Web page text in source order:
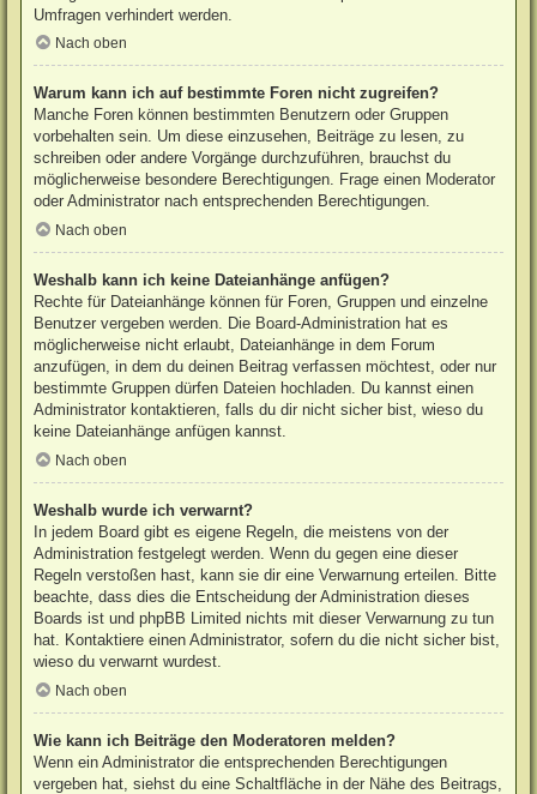
Umfragen verhindert werden.
Nach oben
Warum kann ich auf bestimmte Foren nicht zugreifen?
Manche Foren können bestimmten Benutzern oder Gruppen
vorbehalten sein. Um diese einzusehen, Beiträge zu lesen, zu
schreiben oder andere Vorgänge durchzuführen, brauchst du
möglicherweise besondere Berechtigungen. Frage einen Moderator
oder Administrator nach entsprechenden Berechtigungen.
Nach oben
Weshalb kann ich keine Dateianhänge anfügen?
Rechte für Dateianhänge können für Foren, Gruppen und einzelne
Benutzer vergeben werden. Die Board-Administration hat es
möglicherweise nicht erlaubt, Dateianhänge in dem Forum
anzufügen, in dem du deinen Beitrag verfassen möchtest, oder nur
bestimmte Gruppen dürfen Dateien hochladen. Du kannst einen
Administrator kontaktieren, falls du dir nicht sicher bist, wieso du
keine Dateianhänge anfügen kannst.
Nach oben
Weshalb wurde ich verwarnt?
In jedem Board gibt es eigene Regeln, die meistens von der
Administration festgelegt werden. Wenn du gegen eine dieser
Regeln verstoßen hast, kann sie dir eine Verwarnung erteilen. Bitte
beachte, dass dies die Entscheidung der Administration dieses
Boards ist und phpBB Limited nichts mit dieser Verwarnung zu tun
hat. Kontaktiere einen Administrator, sofern du die nicht sicher bist,
wieso du verwarnt wurdest.
Nach oben
Wie kann ich Beiträge den Moderatoren melden?
Wenn ein Administrator die entsprechenden Berechtigungen
vergeben hat, siehst du eine Schaltfläche in der Nähe des Beitrags,